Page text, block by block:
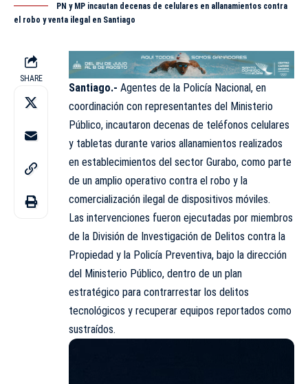
PN y MP incautan decenas de celulares en allanamientos contra
el robo y venta ilegal en Santiago
SHARE
Santiago.- Agentes de la Policía Nacional, en
coordinación con representantes del Ministerio
Público, incautaron decenas de teléfonos celulares
y tabletas durante varios allanamientos realizados
en establecimientos del sector Gurabo, como parte
de un amplio operativo contra el robo y la
comercialización ilegal de dispositivos móviles.
Las intervenciones fueron ejecutadas por miembros
de la División de Investigación de Delitos contra la
Propiedad y la Policía Preventiva, bajo la dirección
del Ministerio Público, dentro de un plan
estratégico para contrarrestar los delitos
tecnológicos y recuperar equipos reportados como
sustraídos.